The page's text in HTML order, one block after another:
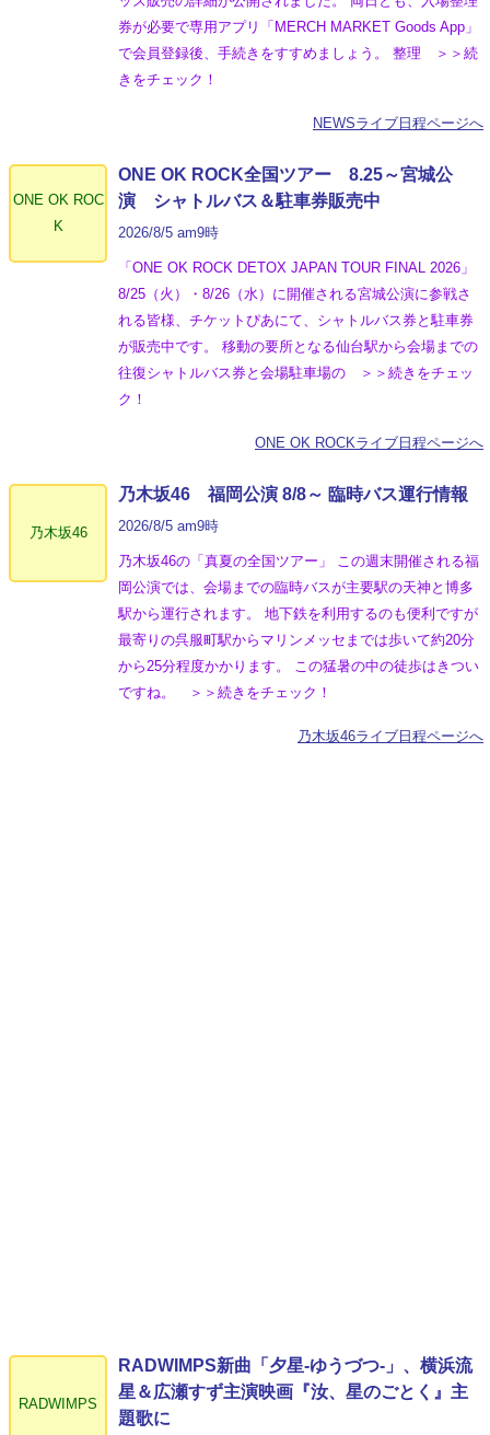
券が必要で専用アプリ「MERCH MARKET Goods App」
で会員登録後、手続きをすすめましょう。 整理 ＞＞続
きをチェック！
NEWSライブ日程ページへ
ONE OK ROC
K
ONE OK ROCK全国ツアー 8.25～宮城公
演 シャトルバス＆駐車券販売中
2026/8/5 am9時
「ONE OK ROCK DETOX JAPAN TOUR FINAL 2026」
8/25（火）・8/26（水）に開催される宮城公演に参戦さ
れる皆様、チケットぴあにて、シャトルバス券と駐車券
が販売中です。 移動の要所となる仙台駅から会場までの
往復シャトルバス券と会場駐車場の ＞＞続きをチェッ
ク！
ONE OK ROCKライブ日程ページへ
乃木坂46
乃木坂46 福岡公演 8/8～ 臨時バス運行情報
2026/8/5 am9時
乃木坂46の「真夏の全国ツアー」 この週末開催される福
岡公演では、会場までの臨時バスが主要駅の天神と博多
駅から運行されます。 地下鉄を利用するのも便利ですが
最寄りの呉服町駅からマリンメッセまでは歩いて約20分
から25分程度かかります。 この猛暑の中の徒歩はきつい
ですね。 ＞＞続きをチェック！
乃木坂46ライブ日程ページへ
RADWIMPS
RADWIMPS新曲「夕星-ゆうづつ-」、横浜流
星＆広瀬すず主演映画『汝、星のごとく』主
題歌に